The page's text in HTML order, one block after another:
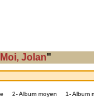
Moi, Jolan"
2- Album moyen 1- Album